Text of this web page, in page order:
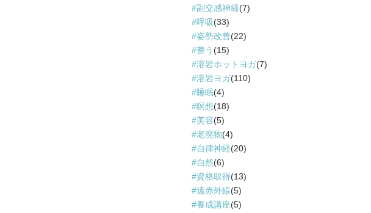
副交感神経(7)
呼吸(33)
姿勢改善(22)
整う (15)
溶岩ホットヨガ(7)
溶岩ヨガ(110)
睡眠(4)
瞑想(18)
美容(5)
老廃物(4)
自律神経(20)
自然(6)
資格取得(13)
遠赤外線(5)
養成講座(5)